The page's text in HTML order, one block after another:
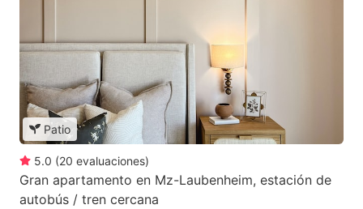
Patio
5.0 (20 evaluaciones)
Gran apartamento en Mz-Laubenheim, estación de
autobús / tren cercana